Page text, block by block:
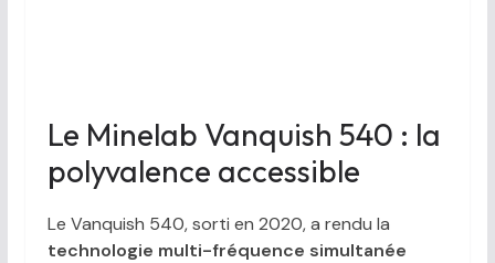
Le Minelab Vanquish 540 : la
polyvalence accessible
Le Vanquish 540, sorti en 2020, a rendu la
technologie multi-fréquence simultanée